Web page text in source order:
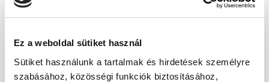
Ez a weboldal sütiket használ
Sütiket használunk a tartalmak és hirdetések személyre
szabásához, közösségi funkciók biztosításához,
2025. január
2024. november
2024. október